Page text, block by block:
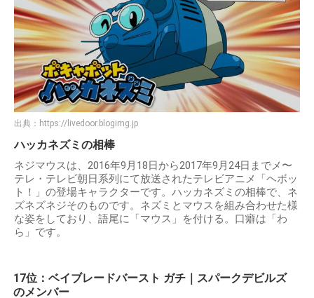
出典： https://livedoor.blogimg.jp
ハッカネズミの相棒
ネジマウスは、2016年9月18日から2017年9月24日までメ〜
テレ・テレビ朝日系列にて放送されたテレビアニメ「ヘボッ
ト！」の登場キャラクターです。ハッカネズミの相棒で、ネ
ズネズネジそのものです。ネズミとマウスを組み合わせた様
な姿をしており、語尾に「マウス」を付ける。口癖は「わ
ら」です。
17位：ベイブレードバースト ガチ｜スパークデビルズ
のメンバー